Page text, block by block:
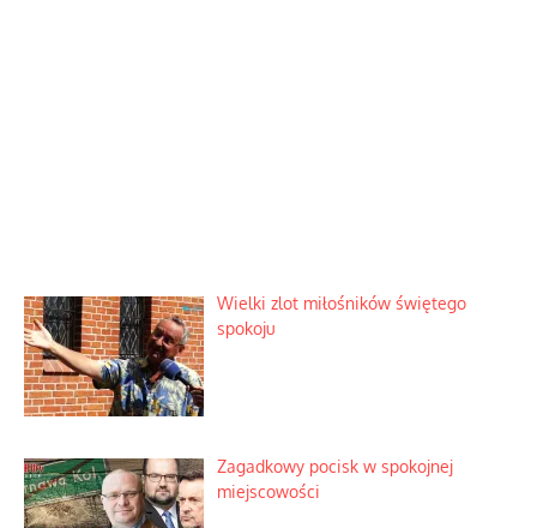
Wielki zlot miłośników świętego
spokoju
Zagadkowy pocisk w spokojnej
miejscowości